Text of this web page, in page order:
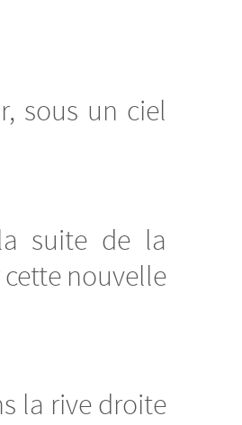
sous un ciel
suite de la
nouvelle
la rive droite